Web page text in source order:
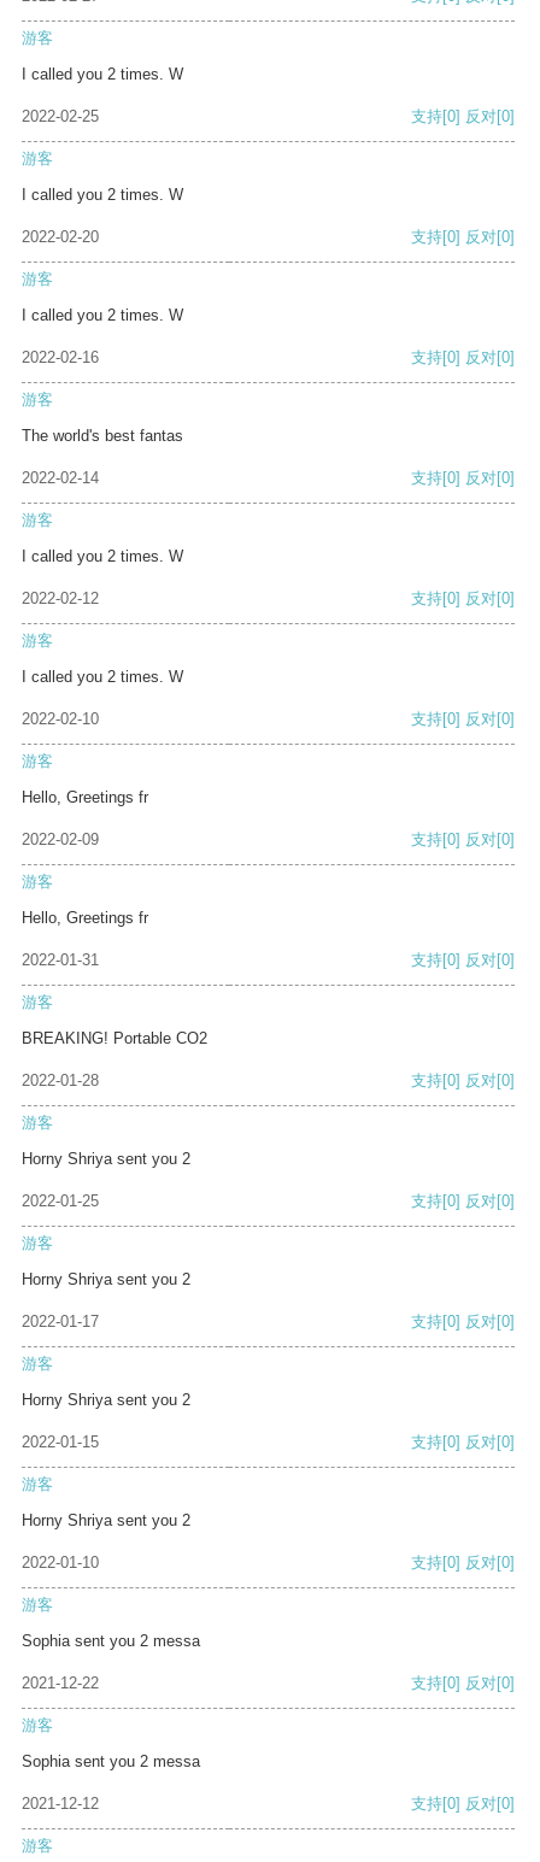
游客
I called you 2 times. W
2022-02-25 支持[0] 反对[0]
游客
I called you 2 times. W
2022-02-20 支持[0] 反对[0]
游客
I called you 2 times. W
2022-02-16 支持[0] 反对[0]
游客
The world's best fantas
2022-02-14 支持[0] 反对[0]
游客
I called you 2 times. W
2022-02-12 支持[0] 反对[0]
游客
I called you 2 times. W
2022-02-10 支持[0] 反对[0]
游客
Hello, Greetings fr
2022-02-09 支持[0] 反对[0]
游客
Hello, Greetings fr
2022-01-31 支持[0] 反对[0]
游客
BREAKING! Portable CO2
2022-01-28 支持[0] 反对[0]
游客
Horny Shriya sent you 2
2022-01-25 支持[0] 反对[0]
游客
Horny Shriya sent you 2
2022-01-17 支持[0] 反对[0]
游客
Horny Shriya sent you 2
2022-01-15 支持[0] 反对[0]
游客
Horny Shriya sent you 2
2022-01-10 支持[0] 反对[0]
游客
Sophia sent you 2 messa
2021-12-22 支持[0] 反对[0]
游客
Sophia sent you 2 messa
2021-12-12 支持[0] 反对[0]
游客